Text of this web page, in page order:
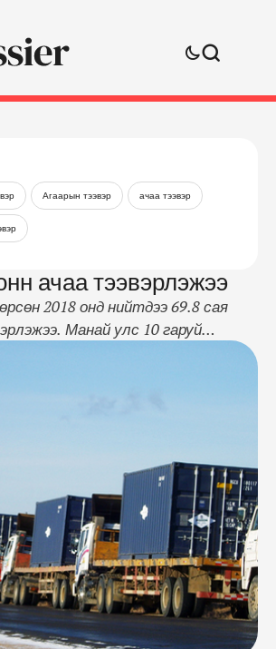
Агаарын тээвэр ачаа тээвэр
ачаа тээвэрлэжээ
2018 онд нийтдээ 69.8 сая
Манай улс 10 гаруй
ачаа тээвэрлэлт хийдэг
4093 мэргэшсэн жолооч,
нь 2017 оноос …